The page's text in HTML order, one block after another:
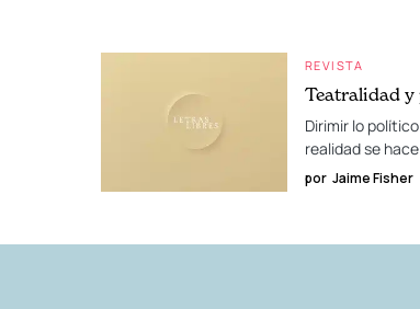
REVISTA
Teatralidad
Dirimir lo
realidad se
por Jaime Fisher